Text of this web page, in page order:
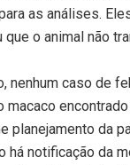
as análises.
o animal não
nenhum caso de
planejamento da
notificação da